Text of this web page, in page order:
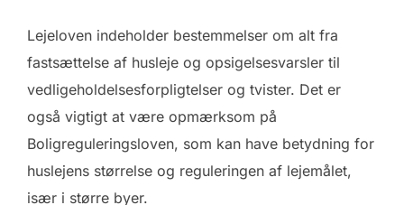
Lejeloven indeholder bestemmelser om alt fra
fastsættelse af husleje og opsigelsesvarsler til
vedligeholdelsesforpligtelser og tvister. Det er
også vigtigt at være opmærksom på
Boligreguleringsloven, som kan have betydning for
huslejens størrelse og reguleringen af lejemålet,
især i større byer.